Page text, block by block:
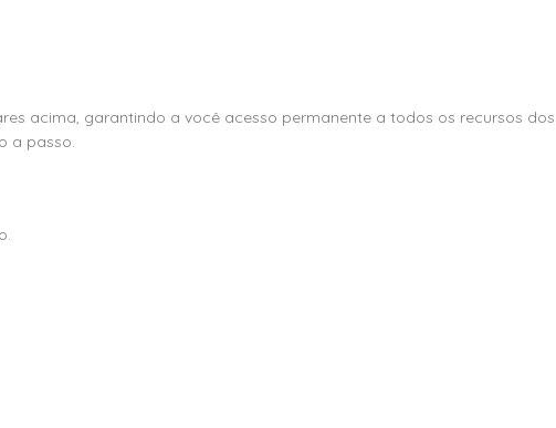
acima, garantindo a você acesso permanente a todos os recursos
a passo.